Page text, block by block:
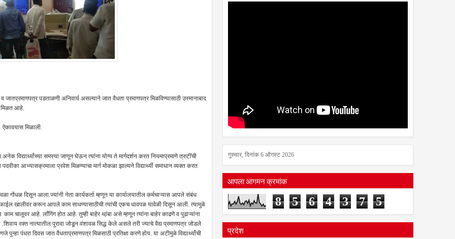
पडताळणी अनिवार्य असल्याने जात वैधता प्रमाणपत्र मिळविण्यासाठी उस्मानाबाद
मिळत आहे.
ऐकावयास मिळाली.
विद्यार्थ्यांच्या समस्या जाणून घेऊन त्यांना योग्य ते मार्गदर्शन करत नियमाप्रमाणे त्रुटींची
आभ्यासक्रमाला प्रवेश मिळण्याचा मार्ग मोकळा झाल्यने विद्यार्थ्यी समाधान व्यक्त करत
गोंधळ दिसून आला.ज्यांनी नेता कार्यकर्ता म्हणून या कार्यालयातील कर्मचाऱ्यास आपले संबंध
फाईल खालीवर करून आपले काम साधण्यासाठीची त्यांची एकच धावपळ यावेळी दिसून आली. त्यामुळे
चालूवर आहे. लाँगिंग होत आहे. तुम्ही बाहेर था़ंबा असे म्हणून त्यांना बाहेर काढणे व पुढाऱ्यांना
रक्त नात्यातील पुरावा जोडून वंशावळ सिद्ध केले असले तरी ज्याचे वैद्य प्रमाणपत्र जोडले
पंधरा दिवस जात वैधताप्रमाणपत्र मिळसाठी प्रतिक्षा करणे होय. या अटीमुळे विद्यार्थ्यांची
गुरुवार, दिनांक 6 ऑगस्ट 2026
आपला आगमन क्रमांक
8 5 6 4 3 7 5
प्रदेश